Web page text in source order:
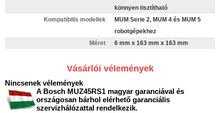
könnyen tisztítható
Kompatibilis modellek
MUM Serie 2, MUM 4 és MUM 5
robotgépekhez
Méret
6 mm x 163 mm x 163 mm
Vásárlói vélemények
Nincsenek vélemények
A Bosch MUZ45RS1 magyar garanciával és
országosan bárhol elérhető garanciális
szervizhálózattal rendelkezik.